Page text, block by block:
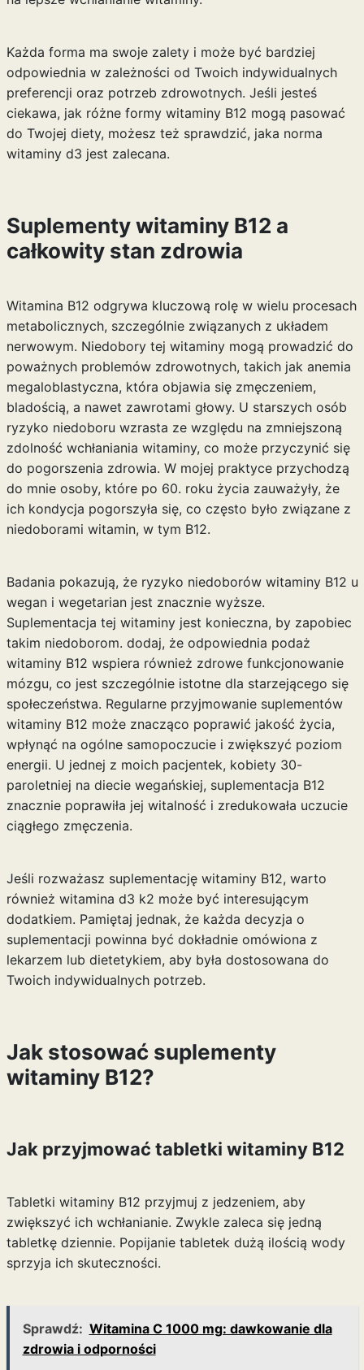
Każda forma ma swoje zalety i może być bardziej
odpowiednia w zależności od Twoich indywidualnych
preferencji oraz potrzeb zdrowotnych. Jeśli jesteś
ciekawa, jak różne formy witaminy B12 mogą pasować
do Twojej diety, możesz też sprawdzić, jaka norma
witaminy d3 jest zalecana.
Suplementy witaminy B12 a
całkowity stan zdrowia
Witamina B12 odgrywa kluczową rolę w wielu procesach
metabolicznych, szczególnie związanych z układem
nerwowym. Niedobory tej witaminy mogą prowadzić do
poważnych problemów zdrowotnych, takich jak anemia
megaloblastyczna, która objawia się zmęczeniem,
bladością, a nawet zawrotami głowy. U starszych osób
ryzyko niedoboru wzrasta ze względu na zmniejszoną
zdolność wchłaniania witaminy, co może przyczynić się
do pogorszenia zdrowia. W mojej praktyce przychodzą
do mnie osoby, które po 60. roku życia zauważyły, że
ich kondycja pogorszyła się, co często było związane z
niedoborami witamin, w tym B12.
Badania pokazują, że ryzyko niedoborów witaminy B12 u
wegan i wegetarian jest znacznie wyższe.
Suplementacja tej witaminy jest konieczna, by zapobiec
takim niedoborom. dodaj, że odpowiednia podaż
witaminy B12 wspiera również zdrowe funkcjonowanie
mózgu, co jest szczególnie istotne dla starzejącego się
społeczeństwa. Regularne przyjmowanie suplementów
witaminy B12 może znacząco poprawić jakość życia,
wpłynąć na ogólne samopoczucie i zwiększyć poziom
energii. U jednej z moich pacjentek, kobiety 30-
paroletniej na diecie wegańskiej, suplementacja B12
znacznie poprawiła jej witalność i zredukowała uczucie
ciągłego zmęczenia.
Jeśli rozważasz suplementację witaminy B12, warto
również witamina d3 k2 może być interesującym
dodatkiem. Pamiętaj jednak, że każda decyzja o
suplementacji powinna być dokładnie omówiona z
lekarzem lub dietetykiem, aby była dostosowana do
Twoich indywidualnych potrzeb.
Jak stosować suplementy
witaminy B12?
Jak przyjmować tabletki witaminy B12
Tabletki witaminy B12 przyjmuj z jedzeniem, aby
zwiększyć ich wchłanianie. Zwykle zaleca się jedną
tabletkę dziennie. Popijanie tabletek dużą ilością wody
sprzyja ich skuteczności.
Sprawdź: Witamina C 1000 mg: dawkowanie dla
zdrowia i odporności